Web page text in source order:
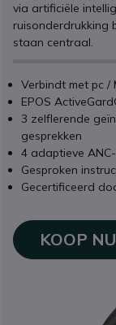
via artificiële
ruisonderdrukking
staan centraal.
Verbindt met pc /
EPOS
3 zelflerende
gesprekken
4 adaptieve
Gesproken
Gecertificeerd
KOOP NU